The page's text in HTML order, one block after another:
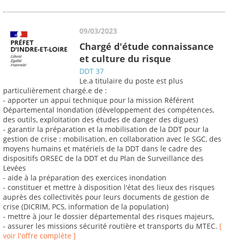
09/03/2023
Chargé d'étude connaissance
et culture du risque
DDT 37
Le.a titulaire du poste est plus
particulièrement chargé.e de :
- apporter un appui technique pour la mission Référent
Départemental Inondation (développement des compétences,
des outils, exploitation des études de danger des digues)
- garantir la préparation et la mobilisation de la DDT pour la
gestion de crise : mobilisation, en collaboration avec le SGC, des
moyens humains et matériels de la DDT dans le cadre des
dispositifs ORSEC de la DDT et du Plan de Surveillance des
Levées
- aide à la préparation des exercices inondation
- constituer et mettre à disposition l'état des lieux des risques
auprès des collectivités pour leurs documents de gestion de
crise (DICRIM, PCS, information de la population)
- mettre à jour le dossier départemental des risques majeurs,
- assurer les missions sécurité routière et transports du MTEC. [
voir l'offre complète ]